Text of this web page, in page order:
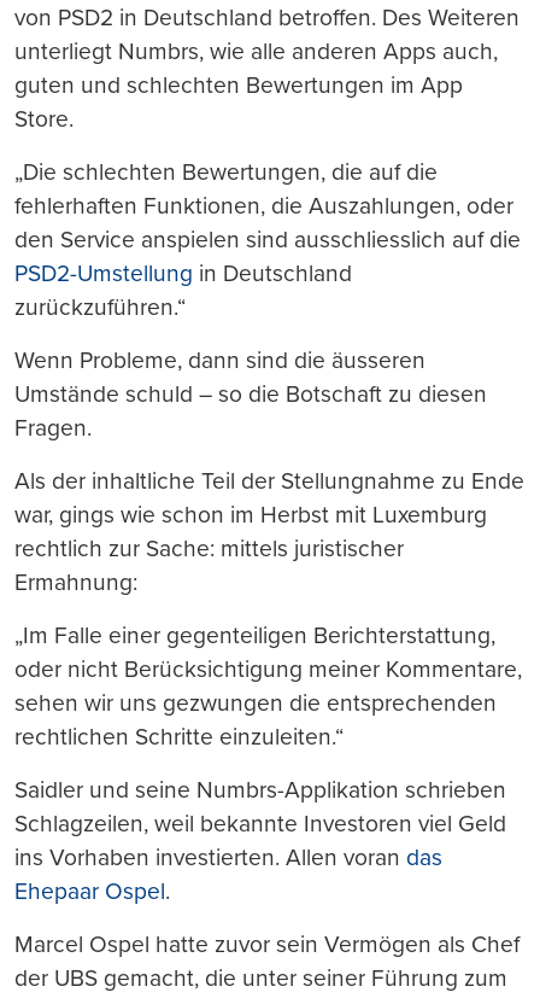
von PSD2 in Deutschland betroffen. Des Weiteren
unterliegt Numbrs, wie alle anderen Apps auch,
guten und schlechten Bewertungen im App
Store.
„Die schlechten Bewertungen, die auf die
fehlerhaften Funktionen, die Auszahlungen, oder
den Service anspielen sind ausschliesslich auf die
PSD2-Umstellung in Deutschland
zurückzuführen.“
Wenn Probleme, dann sind die äusseren
Umstände schuld – so die Botschaft zu diesen
Fragen.
Als der inhaltliche Teil der Stellungnahme zu Ende
war, gings wie schon im Herbst mit Luxemburg
rechtlich zur Sache: mittels juristischer
Ermahnung:
„Im Falle einer gegenteiligen Berichterstattung,
oder nicht Berücksichtigung meiner Kommentare,
sehen wir uns gezwungen die entsprechenden
rechtlichen Schritte einzuleiten.“
Saidler und seine Numbrs-Applikation schrieben
Schlagzeilen, weil bekannte Investoren viel Geld
ins Vorhaben investierten. Allen voran das
Ehepaar Ospel.
Marcel Ospel hatte zuvor sein Vermögen als Chef
der UBS gemacht, die unter seiner Führung zum